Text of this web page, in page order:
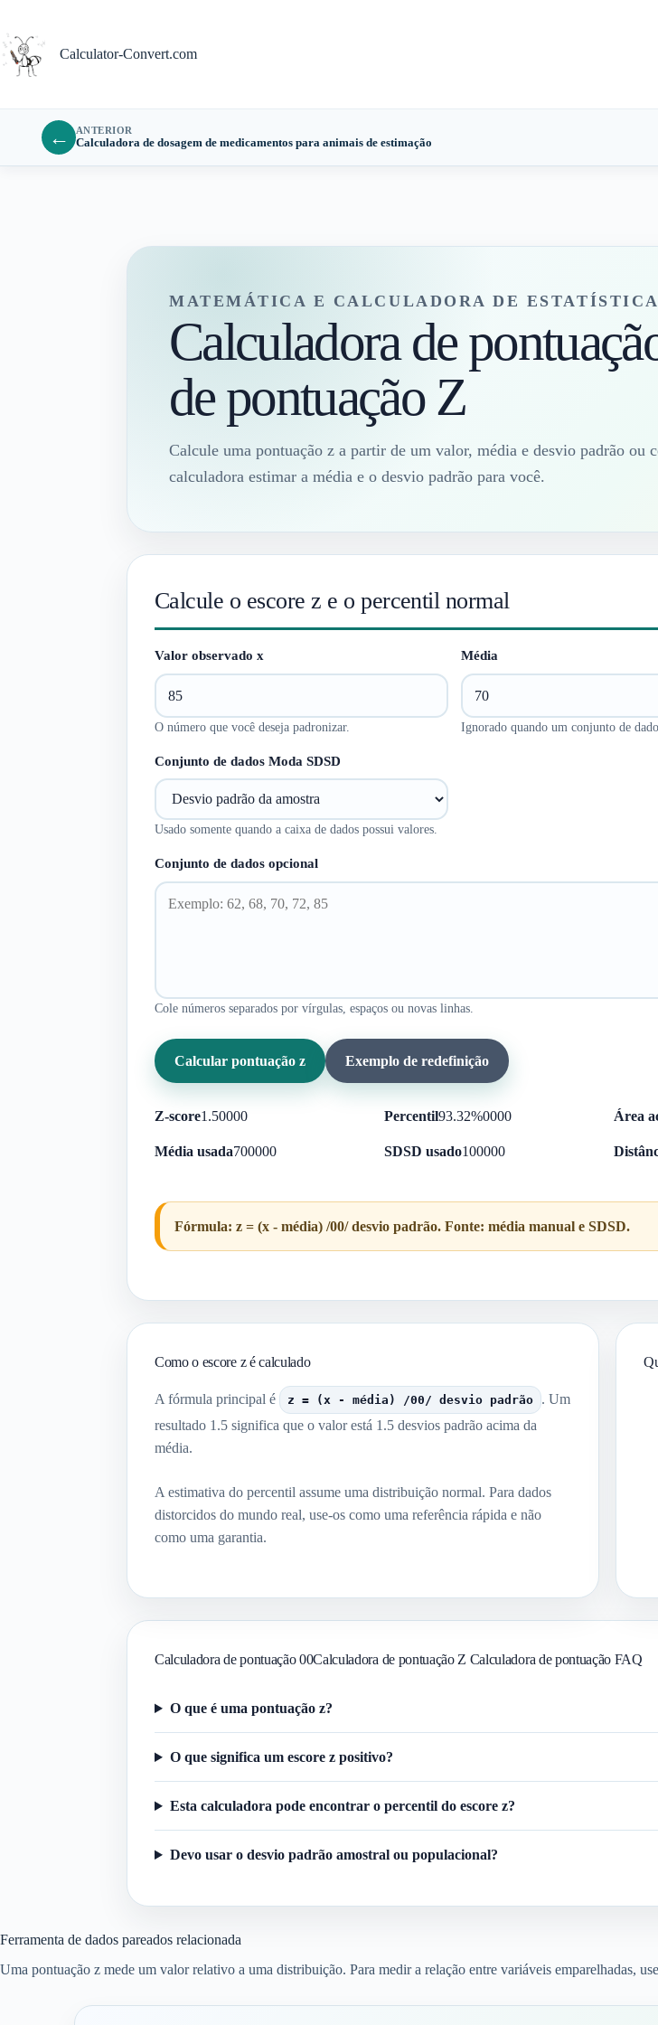
o
conteúdo
Calculator-Convert.com
← ANTERIOR
Calculadora de dosagem de medicamentos para animais de estimação
MATEMÁTICA E CALCULADORA DE
Calculadora de
de pontuação Z
Calcule uma pontuação z a partir de um valor, média e desvio padrão ou
calculadora estimar a média e o desvio padrão para você.
Calcule o escore z e o percentil normal
Valor observado x
O número que você deseja padronizar.
Média
Ignorado quando um conjunto de
Conjunto de dados Moda SDSD
Usado somente quando a caixa de dados possui valores.
Conjunto de dados opcional
Cole números separados por vírgulas, espaços ou novas linhas.
Calcular pontuação z Exemplo de redefinição
Z-score1.50000 Percentil93.32%0000 Área
Média usada700000 SDSD usado100000
Fórmula: z = (x - média) /00/ desvio padrão. Fonte: média manual e SDSD.
Como o escore z é calculado
A fórmula principal é z = (x - média) /00/ desvio padrão
. Um
resultado 1.5 significa que o valor está 1.5 desvios padrão acima da
média.
A estimativa do percentil assume uma distribuição normal. Para dados
distorcidos do mundo real, use-os como uma referência rápida e não
como uma garantia.
Calculadora de pontuação 00Calculadora de pontuação Z Calculadora de pontuação FAQ
O que é uma pontuação z?
O que significa um escore z positivo?
Esta calculadora pode encontrar o percentil do escore z?
Devo usar o desvio padrão amostral ou populacional?
Ferramenta de dados pareados relacionada
Uma pontuação z mede um valor relativo a uma distribuição. Para medir a relação entre variáveis emparelhadas,